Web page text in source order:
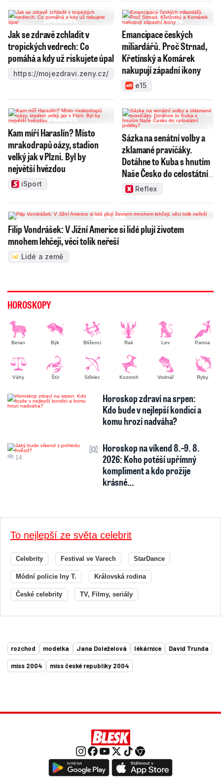
Jak se zdravě zchladit v
tropických vedrech: Co
pomáhá a kdy už riskujete úpal
https://mojezdravi.zeny.cz/
Emancipace českých
miliardářů. Proč Strnad,
Křetínský a Komárek
nakupují západní ikony
e15
Kam míří Haraslín? Místo
mrakodrapů oázy, stadion
velký jak v Plzni. Byl by
největší hvězdou
iSport
Sázka na senátní volby a
zklamané pravičáky.
Dotáhne to Kuba s hnutím
Naše Česko do celostátní
politiky?
Reflex
Filip Vondrášek: V Jižní Americe si lidé plují životem
mnohem lehčeji, věci tolik neřeší
Lidé a země
HOROSKOPY
Beran Býk Blíženci Rak Lev Panna
Váhy Štír Střelec Kozoroh Vodnář Ryby
Horoskop zdraví na srpen:
Kdo bude v nejlepší kondici a
komu hrozí nadváha?
14
Horoskop na víkend 8.–9. 8.
2026: Koho potěší upřímný
kompliment a kdo prožije
krásné…
To nejlepší ze světa celebrit
Celebrity Festival ve Varech StarDance
Módní policie Iny T. Královská rodina
České celebrity TV, Filmy, seriály
rozchod modelka Jana Doleželová lékárnice David Trunda
miss 2004 miss české republiky 2004